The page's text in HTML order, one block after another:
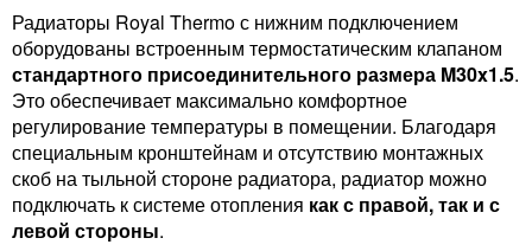
Радиаторы Royal Thermo с нижним подключением
оборудованы встроенным термостатическим клапаном
стандартного присоединительного размера M30x1.5.
Это обеспечивает максимально комфортное
регулирование температуры в помещении. Благодаря
специальным кронштейнам и отсутствию монтажных
скоб на тыльной стороне радиатора, радиатор можно
подключать к системе отопления как с правой, так и с
левой стороны.